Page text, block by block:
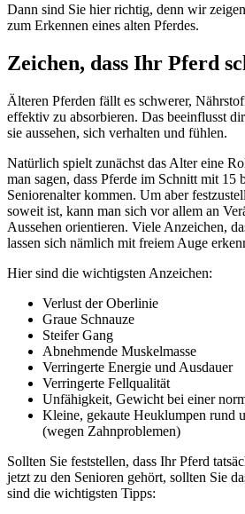
Dann sind Sie hier richtig, denn wir
zum Erkennen eines alten Pferdes.
Zeichen, dass Ihr Pferd
Älteren Pferden fällt es schwerer,
effektiv zu absorbieren. Das beeinflusst
sie aussehen, sich verhalten und fühlen.
Natürlich spielt zunächst das Alter eine
man sagen, dass Pferde im Schnitt mit 15
Seniorenalter kommen. Um aber
soweit ist, kann man sich vor allem an
Aussehen orientieren. Viele Anzeichen,
lassen sich nämlich mit freiem Auge
Hier sind die wichtigsten Anzeichen:
Verlust der Oberlinie
Graue Schnauze
Steifer Gang
Abnehmende Muskelmasse
Verringerte Energie und Ausdauer
Verringerte Fellqualität
Unfähigkeit, Gewicht bei einer
Kleine, gekaute Heuklumpen rund
(wegen Zahnproblemen)
Sollten Sie feststellen, dass Ihr Pferd
jetzt zu den Senioren gehört, sollten Sie
sind die wichtigsten Tipps: